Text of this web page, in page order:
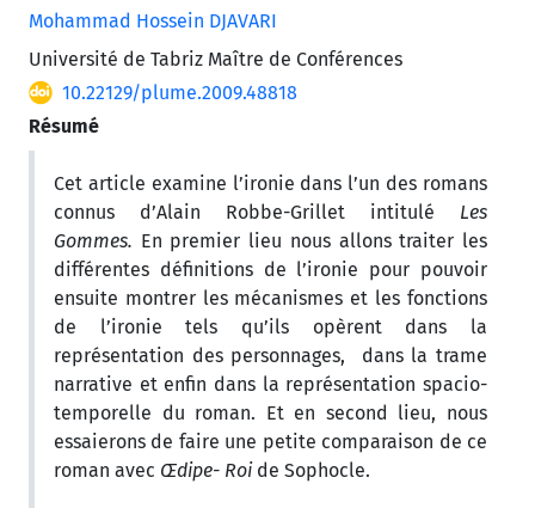
Mohammad Hossein DJAVARI
Université de Tabriz Maître de Conférences
10.22129/plume.2009.48818
Résumé
Cet article examine l’ironie dans l’un des romans
connus d’Alain Robbe-Grillet intitulé Les
Gommes. En premier lieu nous allons traiter les
différentes définitions de l’ironie pour pouvoir
ensuite montrer les mécanismes et les fonctions
de l’ironie tels qu’ils opèrent dans la
représentation des personnages, dans la trame
narrative et enfin dans la représentation spacio-
temporelle du roman. Et en second lieu, nous
essaierons de faire une petite comparaison de ce
roman avec Œdipe- Roi de Sophocle.